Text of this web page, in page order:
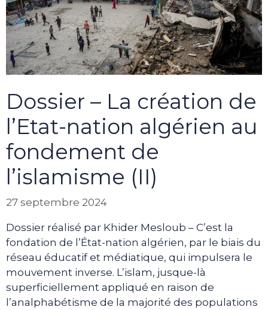
Dossier – La création de
l’Etat-nation algérien au
fondement de
l’islamisme (II)
27 septembre 2024
Dossier réalisé par Khider Mesloub – C’est la
fondation de l’État-nation algérien, par le biais du
réseau éducatif et médiatique, qui impulsera le
mouvement inverse. L’islam, jusque-là
superficiellement appliqué en raison de
l’analphabétisme de la majorité des populations